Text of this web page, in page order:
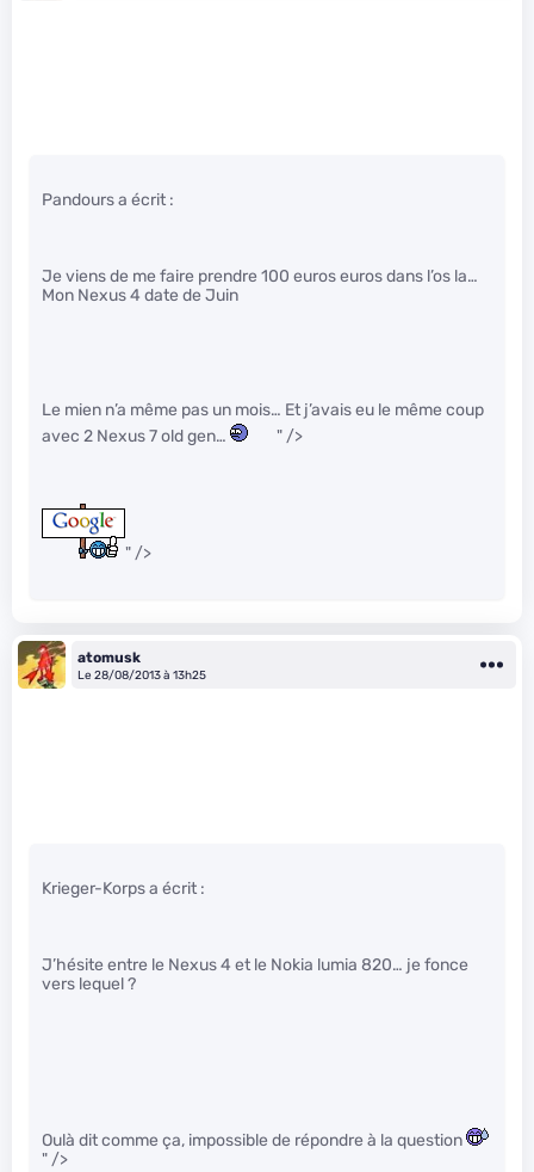
Pandours a écrit :
Je viens de me faire prendre 100 euros euros dans l’os la…
Mon Nexus 4 date de Juin
Le mien n’a même pas un mois… Et j’avais eu le même coup
avec 2 Nexus 7 old gen…
" />
" />
atomusk
Le 28/08/2013 à 13h25
Krieger-Korps a écrit :
J’hésite entre le Nexus 4 et le Nokia lumia 820… je fonce
vers lequel ?
Oulà dit comme ça, impossible de répondre à la question
" />